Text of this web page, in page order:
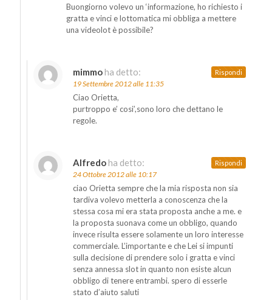
Buongiorno volevo un ‘informazione, ho richiesto i
gratta e vinci e lottomatica mi obbliga a mettere
una videolot è possibile?
mimmoha detto:
19 Settembre 2012 alle 11:35
Ciao Orietta,
purtroppo e’ cosi’,sono loro che dettano le
regole.
Rispondi
Alfredoha detto:
24 Ottobre 2012 alle 10:17
ciao Orietta sempre che la mia risposta non sia
tardiva volevo metterla a conoscenza che la
stessa cosa mi era stata proposta anche a me. e
la proposta suonava come un obbligo, quando
invece risulta essere solamente un loro interesse
commerciale. L’importante e che Lei si impunti
sulla decisione di prendere solo i gratta e vinci
senza annessa slot in quanto non esiste alcun
obbligo di tenere entrambi. spero di esserle
stato d’aiuto saluti
Rispondi